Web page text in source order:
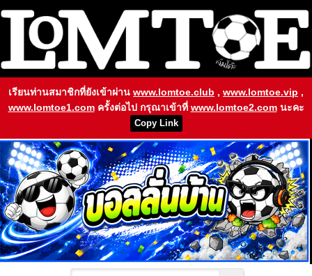
เรียนท่านสมาชิกที่ยังเข้าผ่าน www.lomtoe.club , www.lomtoe.vip ,
www.lomtoe1.com ครั้งต่อไป กรุณาเข้าที่ www.lomtoe2.comนะคะ
Copy Link